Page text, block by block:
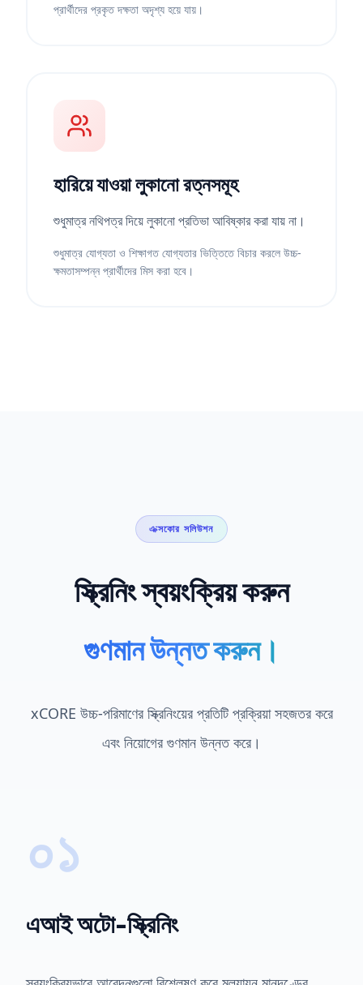
প্রার্থীদের প্রকৃত দক্ষতা অদৃশ্য হয়ে যায়।
হারিয়ে যাওয়া লুকানো রত্নসমূহ
শুধুমাত্র নথিপত্র দিয়ে লুকানো প্রতিভা আবিষ্কার করা যায় না।
শুধুমাত্র যোগ্যতা ও শিক্ষাগত যোগ্যতার ভিত্তিতে বিচার করলে উচ্চ-
ক্ষমতাসম্পন্ন প্রার্থীদের মিস করা হবে।
এক্সকোর সলিউশন
স্ক্রিনিং স্বয়ংক্রিয় করুন
গুণমান উন্নত করুন।
xCORE উচ্চ-পরিমাণের স্ক্রিনিংয়ের প্রতিটি প্রক্রিয়া সহজতর করে
এবং নিয়োগের গুণমান উন্নত করে।
০১
এআই অটো-স্ক্রিনিং